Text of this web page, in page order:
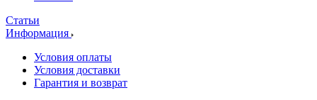
Статьи
Информация
Условия оплаты
Условия доставки
Гарантия и возврат